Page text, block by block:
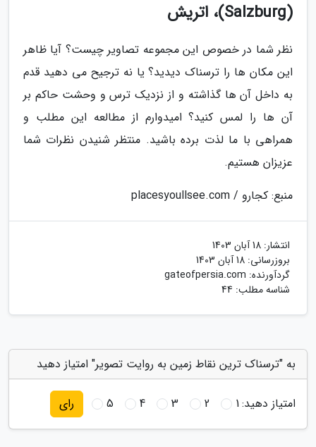
(Salzburg)، اتریش
نظر شما در خصوص این مجموعه تصاویر چیست؟ آیا ظاهر
این مکان ها را ترسناک دیدید؟ یا نه ترجیح می دهید قدم
به داخل آن ها گذاشته و از نزدیک ترس و وحشت حاکم بر
آن ها را لمس کنید؟ امیدوارم از مطالعه این مطلب و
همراهی با ما لذت برده باشید. منتظر شنیدن نظرات شما
عزیزان هستیم.
منبع: کجارو / placesyoullsee.com
انتشار: 18 آبان 1403
بروزرسانی: 18 آبان 1403
گردآورنده: gateofpersia.com
شناسه مطلب: 44
به "ترسناک ترین نقاط زمین به روایت تصویر" امتیاز دهید
امتیاز دهید:1
2
3
4
5 رای